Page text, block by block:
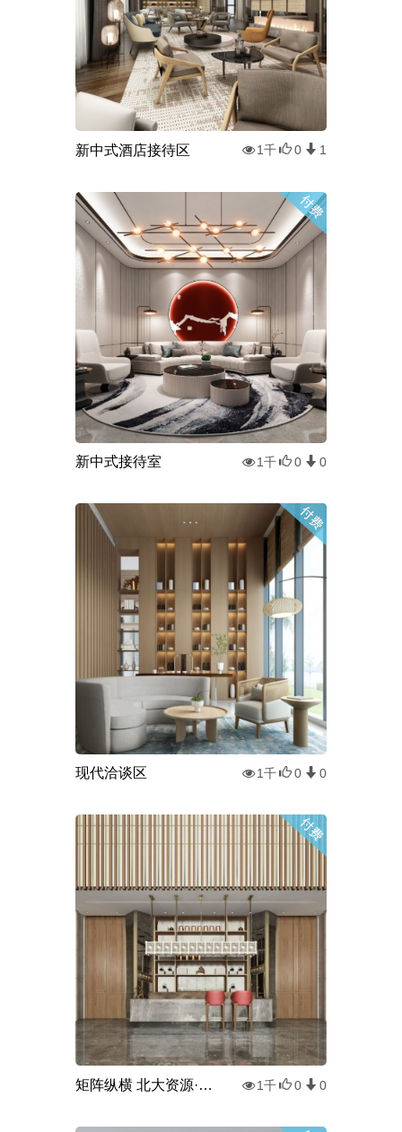
新中式酒店接待区 1千 0 1
新中式接待室 1千 0 0
现代洽谈区 1千 0 0
矩阵纵横 北大资源·颐和翡翠府 水吧台 1千 0 0